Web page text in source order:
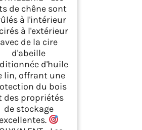
de chêne sont
à l'intérieur
à l'extérieur
avec de la cire
d'abeille
d'huile
lin, offrant une
du bois
des propriétés
de stockage
excellentes.